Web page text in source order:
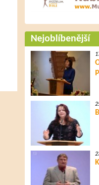
Nejoblíbenější